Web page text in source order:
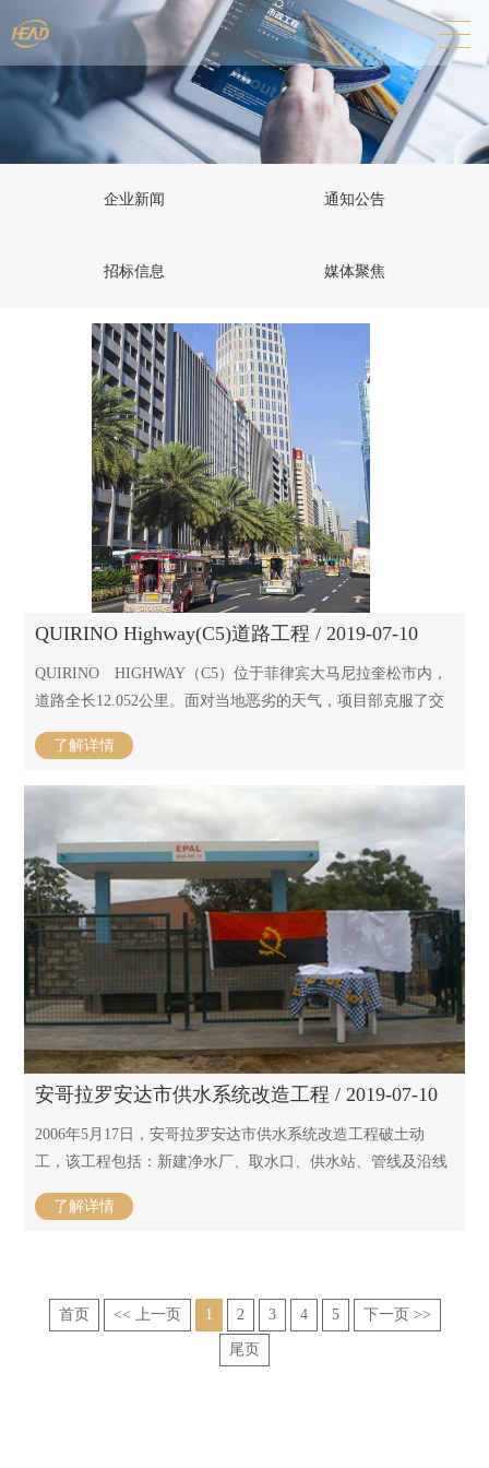
企业新闻 通知公告
招标信息 媒体聚焦
QUIRINO Highway(C5)道路工程 / 2019-07-10
QUIRINO HIGHWAY（C5）位于菲律宾大马尼拉奎松市内，
道路全长12.052公里。面对当地恶劣的天气，项目部克服了交
点、迎难而上，最终按期完成了全部施工任务，赢得了业主的
充分肯定，为公司争得了荣誉。
了解详情
安哥拉罗安达市供水系统改造工程 / 2019-07-10
2006年5月17日，安哥拉罗安达市供水系统改造工程破土动
工，该工程包括：新建净水厂、取水口、供水站、管线及沿线
管井。该项目工期紧、施工区域分布较广、施工难度大，于
2007年10月31日按时完工。
拉水利部部长、安哥拉工程部部长等中安两国政府官员参观视
察本项目，对本项目的施工进展表示肯定，得到业主
（EPAL）和监理公司（DAL）的较高评价，也受到当地居民
了解详情
首页 << 上一页 1 2 3 4 5 下一页 >>
尾页